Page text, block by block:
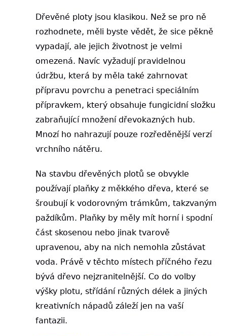
Dřevěné ploty jsou klasikou. Než se pro ně
rozhodnete, měli byste vědět, že sice pěkně
vypadají, ale jejich životnost je velmi
omezená. Navíc vyžadují pravidelnou
údržbu, která by měla také zahrnovat
přípravu povrchu a penetraci speciálním
přípravkem, který obsahuje fungicidní složku
zabraňující množení dřevokazných hub.
Mnozí ho nahrazují pouze rozředěnější verzí
vrchního nátěru.
Na stavbu dřevěných plotů se obvykle
používají plaňky z měkkého dřeva, které se
šroubují k vodorovným trámkům, takzvaným
paždíkům. Plaňky by měly mít horní i spodní
část skosenou nebo jinak tvarově
upravenou, aby na nich nemohla zůstávat
voda. Právě v těchto místech příčného řezu
bývá dřevo nejzranitelnější. Co do volby
výšky plotu, střídání různých délek a jiných
kreativních nápadů záleží jen na vaší
fantazii.